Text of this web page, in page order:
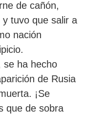
de cañón,
tuvo que salir a
nación
se ha hecho
de Rusia
¡Se
que de sobra